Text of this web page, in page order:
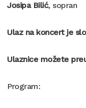
Josipa Bilić, sopran
Ulaz na koncert je
Ulaznice možete
Program: